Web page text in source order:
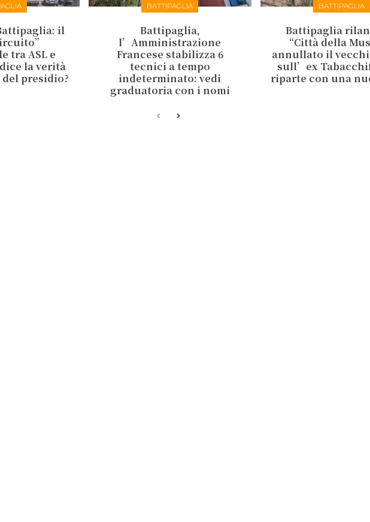
il
tra ASL e
la verità
presidio?
BATTIPAGLIA
Battipaglia,
l’Amministrazione
Francese stabilizza 6
tecnici a tempo
indeterminato: vedi
graduatoria con i nomi
BATTIPAGLIA
Battipaglia
“Città della
annullato il
sull’ex
riparte con una